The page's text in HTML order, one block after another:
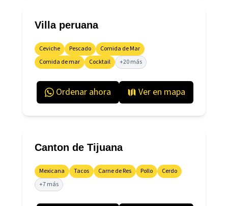
Villa peruana
Ceviche Pescado
Comida de Mar
Comida de mar
Cocktail +20 más
Ordenar ahora Ver en mapa
Canton de Tijuana
Mexicana Tacos Carne de Res Pollo
Cerdo
+7 más